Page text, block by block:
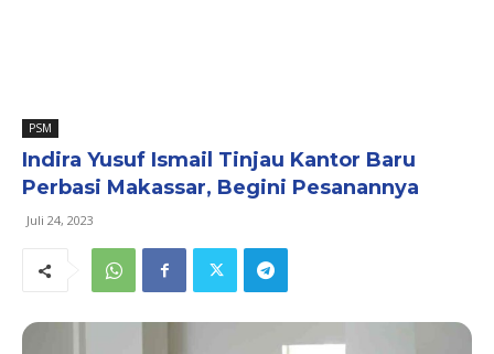
PSM
Indira Yusuf Ismail Tinjau Kantor Baru
Perbasi Makassar, Begini Pesanannya
Juli 24, 2023